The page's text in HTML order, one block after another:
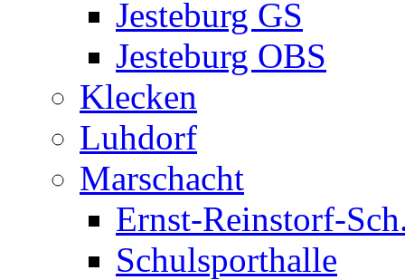
Jesteburg GS
Jesteburg OBS
Klecken
Luhdorf
Marschacht
Ernst-Reinstorf-
Schulsporthalle